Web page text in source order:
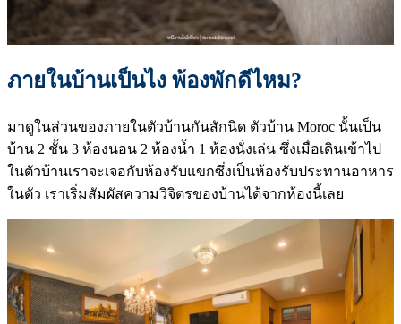
ภายในบ้านเป็นไง พ้องพักดีไหม?
มาดูในส่วนของภายในตัวบ้านกันสักนิด ตัวบ้าน Moroc นั้นเป็น
บ้าน 2 ชั้น 3 ห้องนอน 2 ห้องน้ำ 1 ห้องนั่งเล่น ซึ่งเมื่อเดินเข้าไป
ในตัวบ้านเราจะเจอกับห้องรับแขกซึ่งเป็นห้องรับประทานอาหาร
ในตัว เราเริ่มสัมผัสความวิจิตรของบ้านได้จากห้องนี้เลย